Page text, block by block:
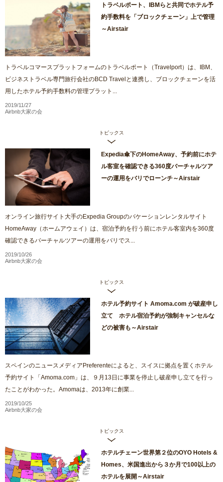
トラベルポート、IBMらと共同でホテル予
約手数料を「ブロックチェーン」上で管理
～Airstair
トラベルコマースプラットフォームのトラベルポート（Travelport）は、IBM、
ビジネストラベル専門旅行会社のBCD Travelと連携し、ブロックチェーンを活
用したホテル予約手数料の管理プラット...
2019/11/27
Airbnb大家の会
トピックス
Expedia傘下のHomeAway、予約前にホテ
ル客室を確認できる360度バーチャルツア
ーの運用をバリでローンチ～Airstair
オンライン旅行サイト大手のExpedia Groupのバケーションレンタルサイト
HomeAway（ホームアウェイ）は、宿泊予約を行う前にホテル客室内を360度
確認できるバーチャルツアーの運用をバリでス...
2019/10/26
Airbnb大家の会
トピックス
ホテル予約サイト Amoma.com が破産申し
立て ホテル宿泊予約が強制キャンセルな
どの被害も～Airstair
スペインのニュースメディアPreferenteによると、スイスに拠点を置くホテル
予約サイト「Amoma.com」は、９月13日に事業を停止し破産申し立てを行っ
たことがわかった。Amomaは、2013年に創業...
2019/10/25
Airbnb大家の会
トピックス
ホテルチェーン世界第２位のOYO Hotels &
Homes、米国進出から３か月で100以上の
ホテルを展開～Airstair